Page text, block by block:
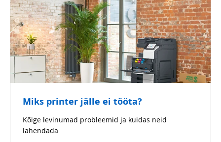
Miks printer jälle ei tööta?
Kõige levinumad probleemid ja kuidas neid
lahendada